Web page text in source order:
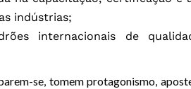
indústrias;
internacionais de
se, tomem protagonismo,